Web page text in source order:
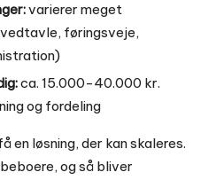
varierer meget
føringsveje,
ca. 15.000-40.000 kr.
og fordeling
en løsning, der kan skaleres.
og så bliver